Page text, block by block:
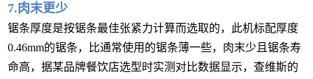
7.肉末更少
锯条厚度是按锯条最佳张紧力计算而选取的，此机标配厚度
0.46mm的锯条，比通常使用的锯条薄一些，肉末少且锯条寿
命高，据某品牌餐饮店选型时实测对比数据显示，查维斯的